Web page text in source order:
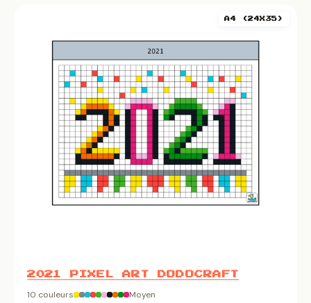
A4 (24X35)
2021 PIXEL ART DODOCRAFT
10 couleurs Moyen